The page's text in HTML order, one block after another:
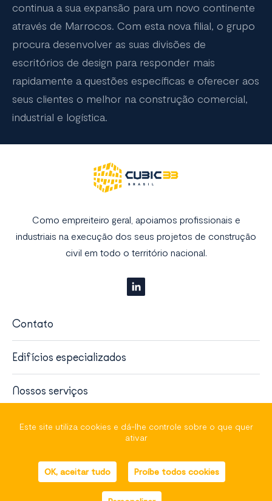
continua a sua expansão para um novo continente
através de Marrocos. Com esta nova filial, o grupo
procura desenvolver as suas divisões de
escritórios de design para responder mais
rapidamente a questões específicas e oferecer aos
seus clientes o melhor na construção comercial,
industrial e logística.
Como empreiteiro geral, apoiamos profissionais e
industriais na execução dos seus projetos de construção
civil em todo o território nacional.
Contato
Edifícios especializados
Nossos serviços
Sobre nós
helli•hello , french marketing
Mapa do site
Avisos legais
Este site utiliza cookies e dá-lhe controle sobre o que quer
ativar
OK, aceitar tudo Proíbe todos cookies